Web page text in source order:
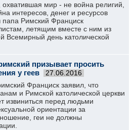
охватившая мир - не война религий,
интересов, денег и ресурсов
папа Римский Франциск
летящим вместе с ним из
Всемирный день католической
призывает просить
у геев
27.06.2016
Франциск заявил, что
и Римской католической церкви
извиниться перед людьми
ориентации за
геи не должны